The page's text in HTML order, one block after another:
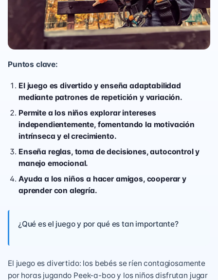
Puntos clave:
El juego es divertido y enseña adaptabilidad
mediante patrones de repetición y variación.
Permite a los niños explorar intereses
independientemente, fomentando la motivación
intrínseca y el crecimiento.
Enseña reglas, toma de decisiones, autocontrol y
manejo emocional.
Ayuda a los niños a hacer amigos, cooperar y
aprender con alegría.
¿Qué es el juego y por qué es tan importante?
El juego es divertido: los bebés se ríen contagiosamente
por horas jugando Peek-a-boo y los niños disfrutan jugar